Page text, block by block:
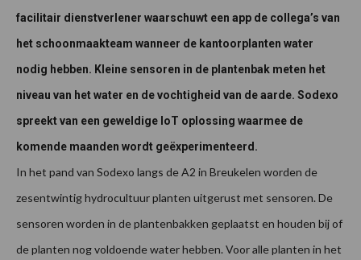
facilitair dienstverlener waarschuwt een app de collega’s van
het schoonmaakteam wanneer de kantoorplanten water
nodig hebben. Kleine sensoren in de plantenbak meten het
niveau van het water en de vochtigheid van de aarde. Sodexo
spreekt van een geweldige IoT oplossing waarmee de
komende maanden wordt geëxperimenteerd.
In het pand van Sodexo langs de A2 in Breukelen worden de
zesentwintig hydrocultuur planten uitgerust met sensoren. De
sensoren worden in de plantenbakken geplaatst en houden bij of
de planten nog voldoende water hebben. Voor alle planten in het